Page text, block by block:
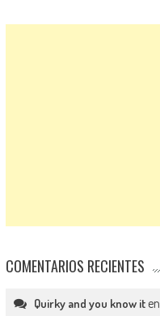
COMENTARIOS RECIENTES
Quirky and you know iten